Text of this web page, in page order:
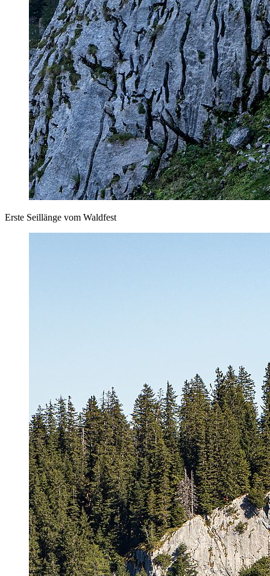
Erste Seillänge vom Waldfest